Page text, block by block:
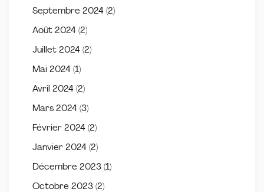
Septembre 2024 (2)
Août 2024 (2)
Juillet 2024 (2)
Mai 2024 (1)
Avril 2024 (2)
Mars 2024 (3)
Février 2024 (2)
Janvier 2024 (2)
Décembre 2023 (1)
Octobre 2023 (2)